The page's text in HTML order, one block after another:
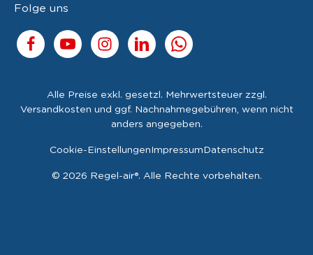
Folge uns
Alle Preise exkl. gesetzl. Mehrwertsteuer zzgl.
Versandkosten und ggf. Nachnahmegebühren, wenn nicht
anders angegeben.
© 2026 Regel-air®. Alle Rechte vorbehalten.
Cookie-EinstellungenImpressumDatenschutz